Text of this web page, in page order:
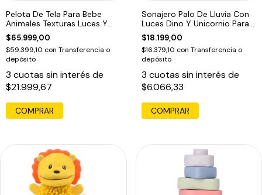
Pelota De Tela Para Bebe
Animales Texturas Luces Y
Música
$65.999,00
$59.399,10 con Transferencia o
depósito
3 cuotas sin interés de
$21.999,67
Sonajero Palo De Lluvia Con
Luces Dino Y Unicornio Para
Bebe1
$18.199,00
$16.379,10 con Transferencia o
depósito
3 cuotas sin interés de
$6.066,33
COMPRAR